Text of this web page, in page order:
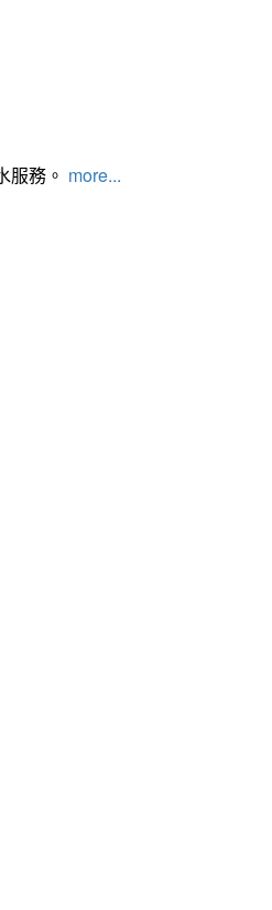
服務。 more...